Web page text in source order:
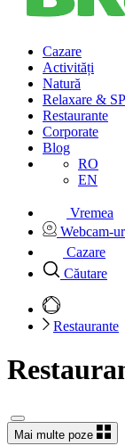
Cazare
Activități
Natură
Relaxare &
Restaurante
Corporate
Blog
RO
EN
Vremea
Webcam-
Cazare
Căutare
Restaurante
Mai multe poze